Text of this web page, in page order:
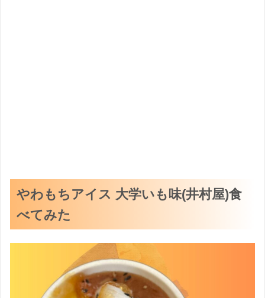
やわもちアイス 大学いも味(井村屋)食
べてみた